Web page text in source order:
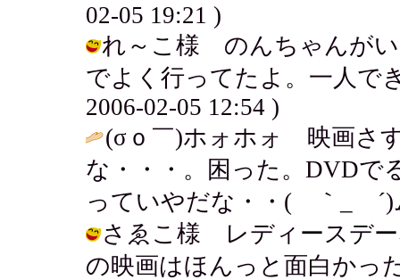
02-05 19:21 )
れ～こ様 のんちゃんが
でよく行ってたよ。一人で
2006-02-05 12:54 )
(σｏ￣)ホォホォ 映画さ
な・・・。困った。DVD
っていやだな・・( ｀_ゝ
さゑこ様 レディースデー
の映画はほんっと面白かっ